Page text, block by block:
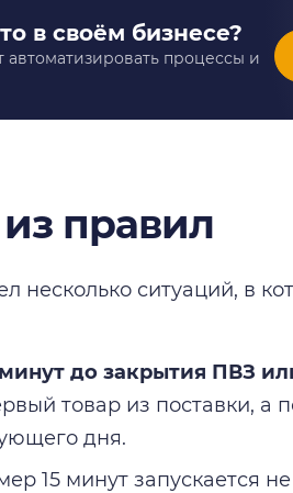
в своём бизнесе?
автоматизировать процессы и
правил
несколько ситуаций, в
до закрытия ПВЗ
товар из поставки, а
дня.
15 минут запускается